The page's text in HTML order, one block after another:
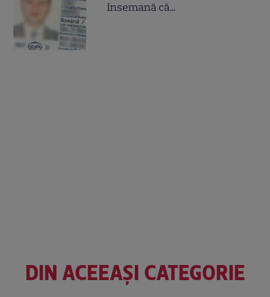
însemană că...
DIN ACEEAȘI CATEGORIE